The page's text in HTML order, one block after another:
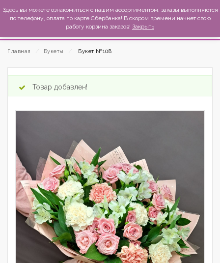
MexиKo
Главная Букеты Букет №108
Товар добавлен!
Здесь вы можете ознакомиться с нашим ассортиментом, заказы выполняются
по телефону, оплата по карте Сбербанка! В скором времени начнет свою
работу корзина заказов! Закрыть